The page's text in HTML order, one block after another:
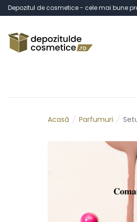
Depozitul de cosmetice - cele mai bune
Acasă Parfumuri